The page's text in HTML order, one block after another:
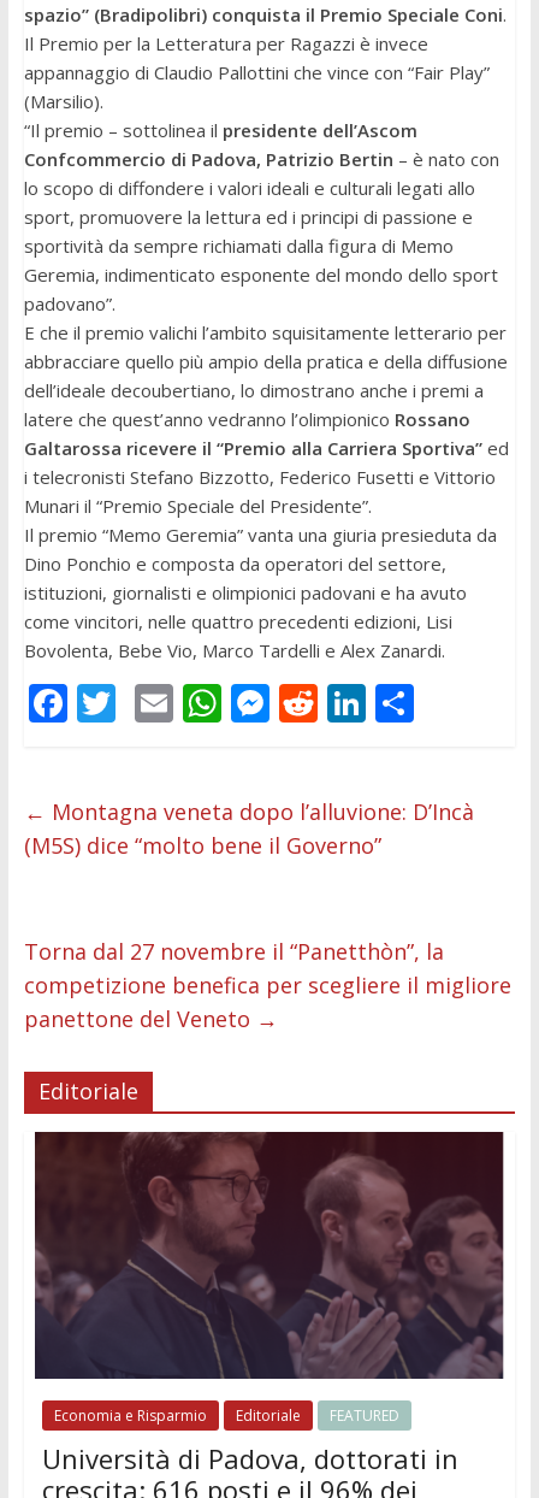
spazio” (Bradipolibri) conquista il Premio Speciale Coni.
Il Premio per la Letteratura per Ragazzi è invece
appannaggio di Claudio Pallottini che vince con “Fair Play”
(Marsilio).
“Il premio – sottolinea il presidente dell’Ascom
Confcommercio di Padova, Patrizio Bertin – è nato con
lo scopo di diffondere i valori ideali e culturali legati allo
sport, promuovere la lettura ed i principi di passione e
sportività da sempre richiamati dalla figura di Memo
Geremia, indimenticato esponente del mondo dello sport
padovano”.
E che il premio valichi l’ambito squisitamente letterario per
abbracciare quello più ampio della pratica e della diffusione
dell’ideale decoubertiano, lo dimostrano anche i premi a
latere che quest’anno vedranno l’olimpionico Rossano
Galtarossa ricevere il “Premio alla Carriera Sportiva”ed
i telecronisti Stefano Bizzotto, Federico Fusetti e Vittorio
Munari il “Premio Speciale del Presidente”.
Il premio “Memo Geremia” vanta una giuria presieduta da
Dino Ponchio e composta da operatori del settore,
istituzioni, giornalisti e olimpionici padovani e ha avuto
come vincitori, nelle quattro precedenti edizioni, Lisi
Bovolenta, Bebe Vio, Marco Tardelli e Alex Zanardi.
F
b
o
k
T
er
E
l
W
s
A
p
M
e
n
er
R
di
t
Li
e
dI
C
di
← Montagna veneta dopo l’alluvione: D’Incà
(M5S) dice “molto bene il Governo”
Torna dal 27 novembre il “Panetthòn”, la
competizione benefica per scegliere il migliore
panettone del Veneto →
Editoriale
Economia e Risparmio Editoriale FEATURED
Università di Padova, dottorati in
crescita: 616 posti e il 96% dei